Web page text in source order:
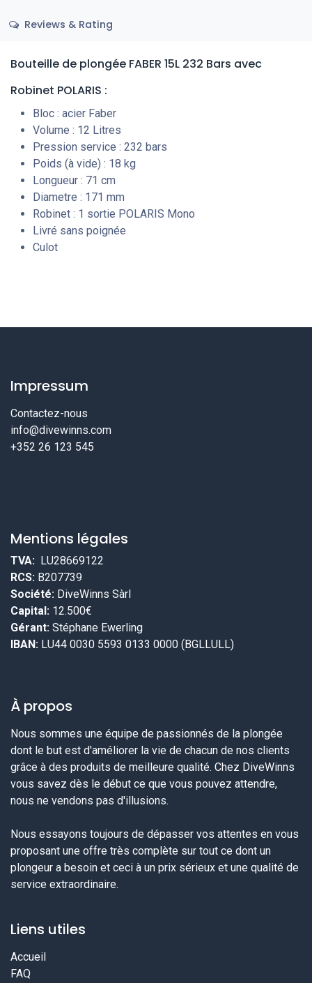
Reviews & Rating
Bouteille de plongée FABER 15L 232 Bars avec
Robinet POLARIS :
Bloc : acier Faber
Volume : 12 Litres
Pression service : 232 bars
Poids (à vide) : 18 kg
Longueur : 71 cm
Diametre : 171 mm
Robinet : 1 sortie POLARIS Mono
Livré sans poignée
Culot
Impressum
Contactez-nous
info@divewinns.com
+352 26 123 545
Mentions légales
TVA: LU28669122
RCS: B207739
Société: DiveWinns Sàrl
Capital: 12.500€
Gérant: Stéphane Ewerling
IBAN: LU44 0030 5593 0133 0000 (BGLLULL)
À propos
Nous sommes une équipe de passionnés de la plongée
dont le but est d'améliorer la vie de chacun de nos clients
grâce à des produits de meilleure qualité. Chez DiveWinns
vous savez dès le début ce que vous pouvez attendre,
nous ne vendons pas d'illusions.
Nous essayons toujours de dépasser vos attentes en vous
proposant une offre très complète sur tout ce dont un
plongeur a besoin et ceci à un prix sérieux et une qualité de
service extraordinaire.
Liens utiles
Accueil
FAQ